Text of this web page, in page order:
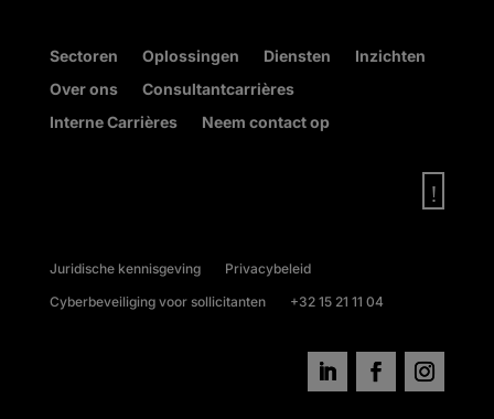
Sectoren Oplossingen Diensten
Inzichten
Over ons
Consultantcarrières
Interne Carrières
Neem contact op
!
Juridische kennisgeving
Privacybeleid
Cyberbeveiliging voor sollicitanten
+32 15 21 11 04